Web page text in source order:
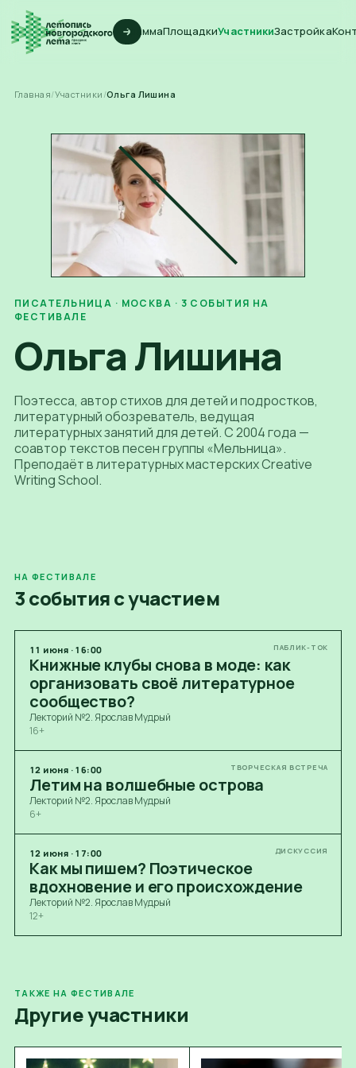
ПрограммаПлощадкиУчастникиЗастройка
Главная/Участники /Ольга Лишина
ПИСАТЕЛЬНИЦА · МОСКВА · 3 СОБЫТИЯ НА
ФЕСТИВАЛЕ
Ольга Лишина
Поэтесса, автор стихов для детей и подростков,
литературный обозреватель, ведущая
литературных занятий для детей. С 2004 года —
соавтор текстов песен группы «Мельница».
Преподаёт в литературных мастерских Creative
Writing School.
НА ФЕСТИВАЛЕ
3 события с участием
ПАБЛИК-ТОК
11 июня · 16:00
Книжные клубы снова в моде: как
организовать своё литературное
сообщество?
Лекторий №2. Ярослав Мудрый
16+
ТВОРЧЕСКАЯ ВСТРЕЧА
12 июня · 16:00
Летим на волшебные острова
Лекторий №2. Ярослав Мудрый
6+
ДИСКУССИЯ
12 июня · 17:00
Как мы пишем? Поэтическое
вдохновение и его происхождение
Лекторий №2. Ярослав Мудрый
12+
ТАКЖЕ НА ФЕСТИВАЛЕ
Другие участники